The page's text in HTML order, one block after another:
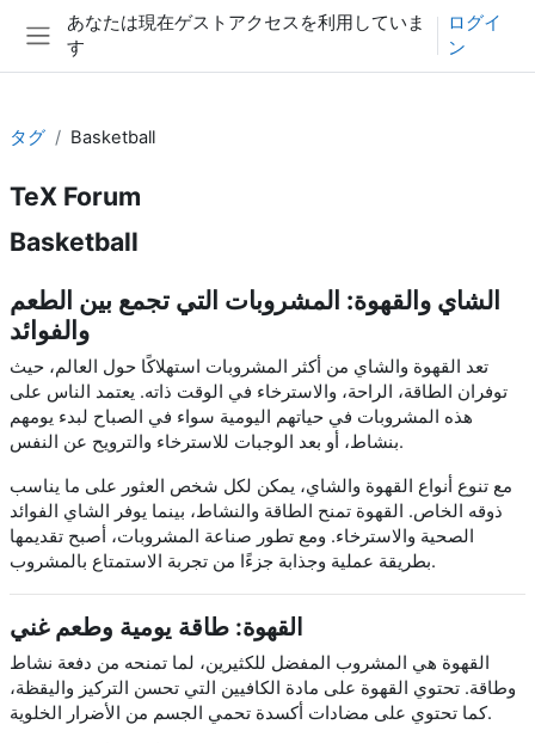
メインコンテンツへスキップする
サイドパネル
あなたは現在ゲストアクセスを利用していま
す
ログイ
ン
タグ Basketball
TeX Forum
Basketball
الشاي والقهوة: المشروبات التي تجمع بين الطعم
والفوائد
تعد القهوة والشاي من أكثر المشروبات استهلاكًا حول العالم، حيث
توفران الطاقة، الراحة، والاسترخاء في الوقت ذاته. يعتمد الناس على
هذه المشروبات في حياتهم اليومية سواء في الصباح لبدء يومهم
بنشاط، أو بعد الوجبات للاسترخاء والترويح عن النفس.
مع تنوع أنواع القهوة والشاي، يمكن لكل شخص العثور على ما يناسب
ذوقه الخاص. القهوة تمنح الطاقة والنشاط، بينما يوفر الشاي الفوائد
الصحية والاسترخاء. ومع تطور صناعة المشروبات، أصبح تقديمها
بطريقة عملية وجذابة جزءًا من تجربة الاستمتاع بالمشروب.
القهوة: طاقة يومية وطعم غني
القهوة هي المشروب المفضل للكثيرين، لما تمنحه من دفعة نشاط
وطاقة. تحتوي القهوة على مادة الكافيين التي تحسن التركيز واليقظة،
كما تحتوي على مضادات أكسدة تحمي الجسم من الأضرار الخلوية.